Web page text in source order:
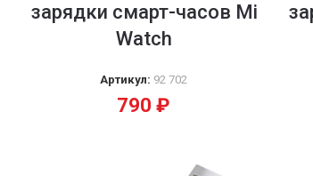
зарядки смарт-часов Mi
Watch
Артикул: 92 702
790₽